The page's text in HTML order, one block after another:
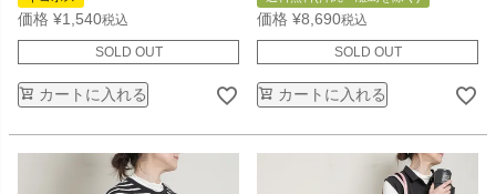
価格 ¥1,540税込
SOLD OUT
カートに入れる
価格 ¥8,690税込
SOLD OUT
カートに入れる